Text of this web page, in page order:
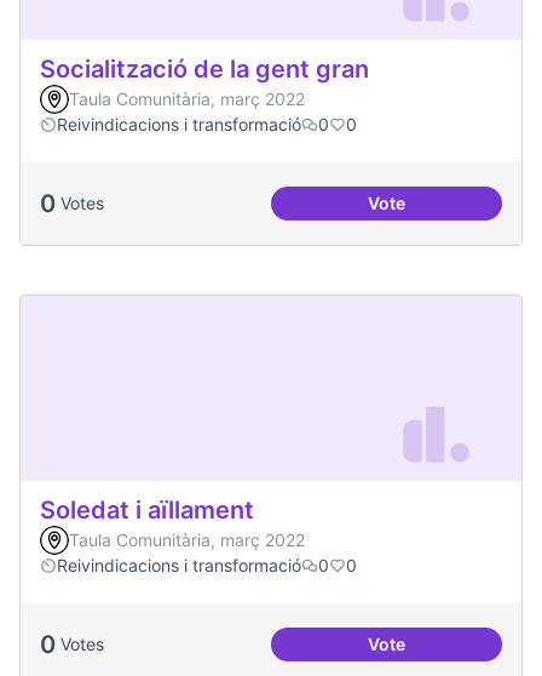
Socialització de la gent gran
Taula Comunitària, març 2022
Reivindicacions i transformació
0 0
0 Votes VoteSocialització de la
Soledat i aïllament
Taula Comunitària, març 2022
Reivindicacions i transformació
0 0
0 Votes VoteSoledat i aïllament